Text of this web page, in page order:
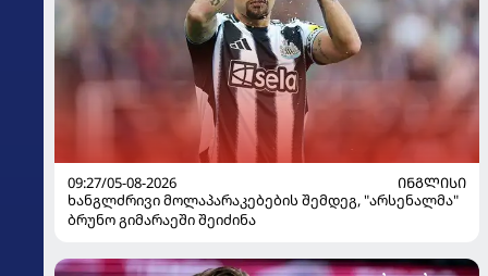
09:27/05-08-2026
ᲘᲜᲒᲚᲘᲡᲘ
ხანგლძრივი მოლაპარაკებების შემდეგ, "არსენალმა"
ბრუნო გიმარაეში შეიძინა